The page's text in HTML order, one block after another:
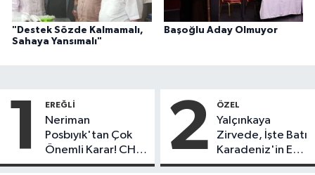
"Destek Sözde Kalmamalı,
Sahaya Yansımalı"
Başoğlu Aday Olmuyor
1 EREĞLI
Neriman
Posbıyık'tan Çok
Önemli Karar! CHP
mi Yeni Parti mi?
2 ÖZEL
Yalçınkaya
Zirvede, İşte Batı
Karadeniz'in En
Başarılı Belediye